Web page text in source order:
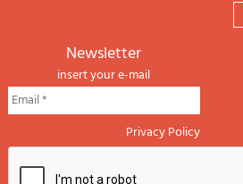
newsletter
insert your e-mail
Privacy Policy